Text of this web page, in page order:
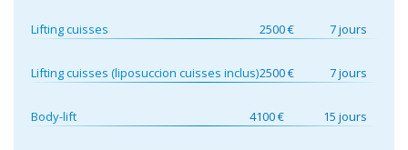
Lifting cuisses 2500 € 7 jours
Lifting cuisses (liposuccion cuisses inclus)2500 € 7 jours
Body-lift 4100 € 15 jours